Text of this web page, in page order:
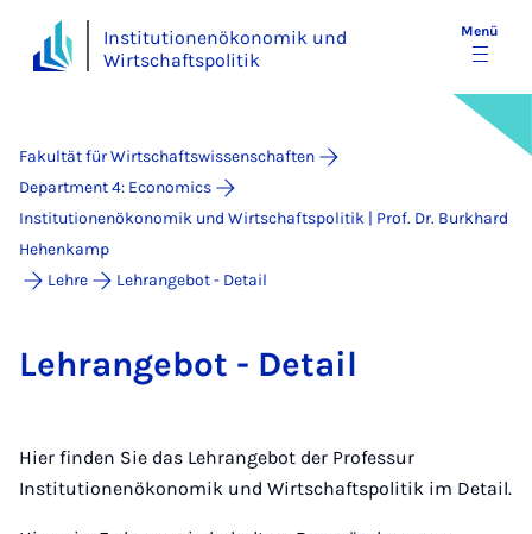
Institutionenökonomik und
Wirtschaftspolitik
Menü
Fakultät für Wirtschaftswissenschaften
Department 4: Economics
Institutionenökonomik und Wirtschaftspolitik | Prof. Dr. Burkhard
Hehenkamp
Lehre
Lehrangebot - Detail
Lehr­an­ge­bot - De­tail
Hier finden Sie das Lehrangebot der Professur
Institutionenökonomik und Wirtschaftspolitik im Detail.